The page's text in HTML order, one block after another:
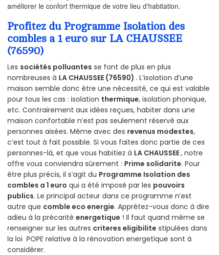
améliorer le confort thermique de votre lieu d'habitation.
Profitez du Programme Isolation des
combles a 1 euro sur LA CHAUSSEE
(76590)
Les sociétés polluantes se font de plus en plus
nombreuses à LA CHAUSSEE (76590) . L’isolation d’une
maison semble donc être une nécessité, ce qui est valable
pour tous les cas : isolation thermique, isolation phonique,
etc. Contrairement aux idées reçues, habiter dans une
maison confortable n’est pas seulement réservé aux
personnes aisées. Même avec des revenus modestes,
c’est tout à fait possible. Si vous faites donc partie de ces
personnes-là, et que vous habitiez à LA CHAUSSEE, notre
offre vous conviendra sûrement : Prime solidarite. Pour
être plus précis, il s’agit du Programme Isolation des
combles a 1 euro qui a été imposé par les pouvoirs
publics. Le principal acteur dans ce programme n’est
autre que comble eco energie. Apprêtez-vous donc à dire
adieu à la précarité energetique ! Il faut quand même se
renseigner sur les autres criteres eligibilite stipulées dans
la loi POPE relative à la rénovation energetique sont à
considérer.